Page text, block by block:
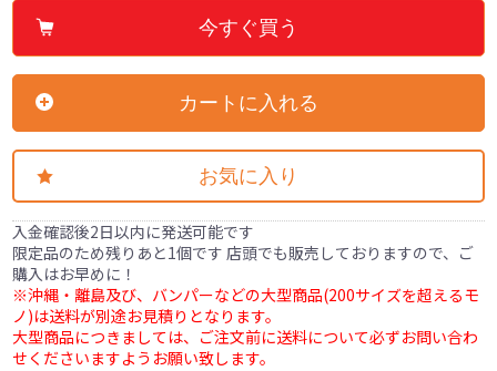
今すぐ買う
カートに入れる
お気に入り
入金確認後2日以内に発送可能です
限定品のため残りあと1個です 店頭でも販売しておりますので、ご
購入はお早めに！
※沖縄・離島及び、バンパーなどの大型商品(200サイズを超えるモ
ノ)は送料が別途お見積りとなります。
大型商品につきましては、ご注文前に送料について必ずお問い合わ
せくださいますようお願い致します。